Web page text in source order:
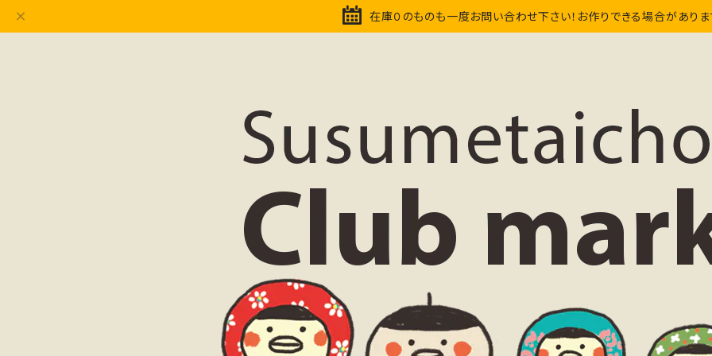
在庫０のものも一度お問い合わせ下さい！お作りできる場合がありま